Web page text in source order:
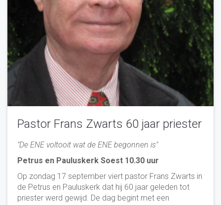
Pastor Frans Zwarts 60 jaar priester
"De ENE voltooit wat de ENE begonnen is"
Petrus en Pauluskerk Soest 10.30 uur
Op zondag 17 september viert pastor Frans Zwarts in
de Petrus en Pauluskerk dat hij 60 jaar geleden tot
priester werd gewijd. De dag begint met een